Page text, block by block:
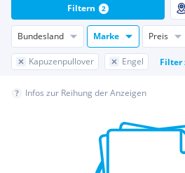
Bundesland Marke Preis
Kapuzenpullover Engel Filter
Filtern 2
Infos zur Reihung der Anzeigen